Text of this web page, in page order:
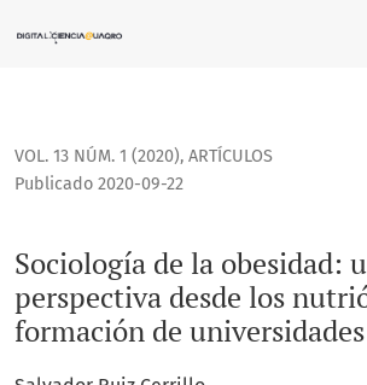
Sociología de la obesidad: una
VOL. 13 NÚM. 1 (2020), ARTÍCULOS
Sociología de la obesidad:
perspectiva desde los
formación de
Publicado 2020-09-22